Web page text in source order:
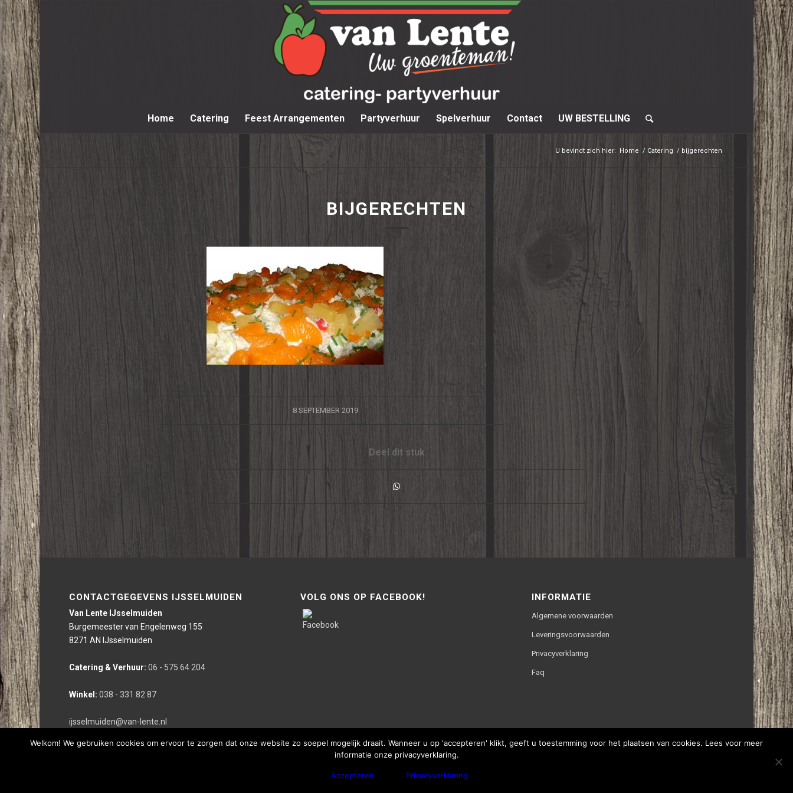
Home Catering Feest Arrangementen Partyverhuur Spelverhuur Contact UW BESTELLING
U bevindt zich hier: Home / Catering / bijgerechten
BIJGERECHTEN
8 SEPTEMBER 2019
/
Deel dit stuk
CONTACTGEGEVENS IJSSELMUIDEN
Van Lente IJsselmuiden
Burgemeester van Engelenweg 155
8271 AN IJsselmuiden
Catering & Verhuur: 06 - 575 64 204
Winkel: 038 - 331 82 87
ijsselmuiden@van-lente.nl
VOLG ONS OP FACEBOOK! INFORMATIE
Algemene voorwaarden
Leveringsvoorwaarden
Privacyverklaring
Faq
Deze website is gerealiseerd door bco reclameburo i.s.m. WebThisSign | © Copyright - Van Lente
Welkom! We gebruiken cookies om ervoor te zorgen dat onze website zo soepel mogelijk draait. Wanneer u op 'accepteren' klikt, geeft u toestemming voor het plaatsen van cookies. Lees voor meer
informatie onze privacyverklaring.
Accepteren Privacyverklaring